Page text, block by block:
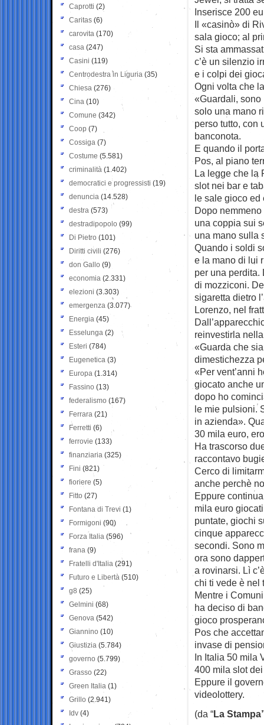
Inserisce 200
Il «casinò» di
sala gioco; al
Si sta
c’è un silenzio
e i colpi dei
Ogni volta che
«Guardali,
solo una mano
perso tutto, con
banconota.
E quando il
Pos, al piano
La legge che la
slot nei bar e
le sale gioco ed
Dopo
una coppia sui
una mano sulla
Quando i soldi
e la mano di lui
per una
di mozziconi.
sigaretta dietro
Lorenzo, nel
reinvestirla
«Guarda che
dimestichezza
«Per vent’anni
giocato anche
dopo ho
le mie pulsioni.
in azienda».
30 mila euro,
Ha trascorso
raccontavo
Cerco di
anche perchè
Eppure
mila euro
puntate, giochi
cinque
secondi. Sono
ora sono
a rovinarsi. Lì
chi ti vede è nel
Mentre i
ha deciso di
gioco
Pos che
invase di
In Italia 50 mila
400 mila slot dei
Eppure il
videolottery.
(da “La
Caprotti (2)
Caritas (6)
carovita (170)
casa (247)
Casini (119)
Centrodestra in Liguria (35)
Chiesa (276)
Cina (10)
Comune (342)
Coop (7)
Cossiga (7)
Costume (5.581)
criminalità (1.402)
democratici e progressisti (19)
denuncia (14.528)
destra (573)
destradipopolo (99)
Di Pietro (101)
Diritti civili (276)
don Gallo (9)
economia (2.331)
elezioni (3.303)
emergenza (3.077)
Energia (45)
Esselunga (2)
Esteri (784)
Eugenetica (3)
Europa (1.314)
Fassino (13)
federalismo (167)
Ferrara (21)
Ferretti (6)
ferrovie (133)
finanziaria (325)
Fini (821)
fioriere (5)
Fitto (27)
Fontana di Trevi (1)
Formigoni (90)
Forza Italia (596)
frana (9)
Fratelli d'Italia (291)
Futuro e Libertà (510)
g8 (25)
Gelmini (68)
Genova (542)
Giannino (10)
Giustizia (5.784)
governo (5.799)
Grasso (22)
Green Italia (1)
Grillo (2.941)
Idv (4)